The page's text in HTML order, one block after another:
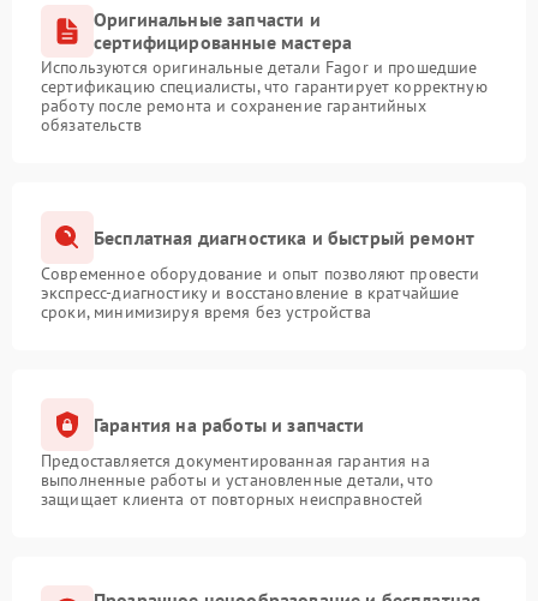
Оригинальные запчасти и
сертифицированные мастера
Используются оригинальные детали Fagor и прошедшие
сертификацию специалисты, что гарантирует корректную
работу после ремонта и сохранение гарантийных
обязательств
Бесплатная диагностика и быстрый ремонт
Современное оборудование и опыт позволяют провести
экспресс-диагностику и восстановление в кратчайшие
сроки, минимизируя время без устройства
Гарантия на работы и запчасти
Предоставляется документированная гарантия на
выполненные работы и установленные детали, что
защищает клиента от повторных неисправностей